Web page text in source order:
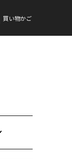
買い物かご